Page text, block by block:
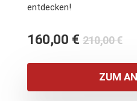
entdecken!
210,00€
160,00 €
ZUM